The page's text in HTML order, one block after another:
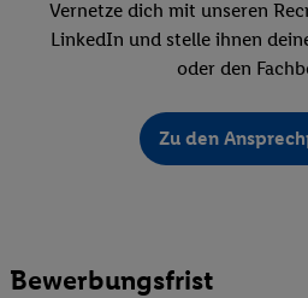
Vernetze dich mit unseren
LinkedIn und stelle ihnen
oder den
Zu den
Bewerbungsfrist